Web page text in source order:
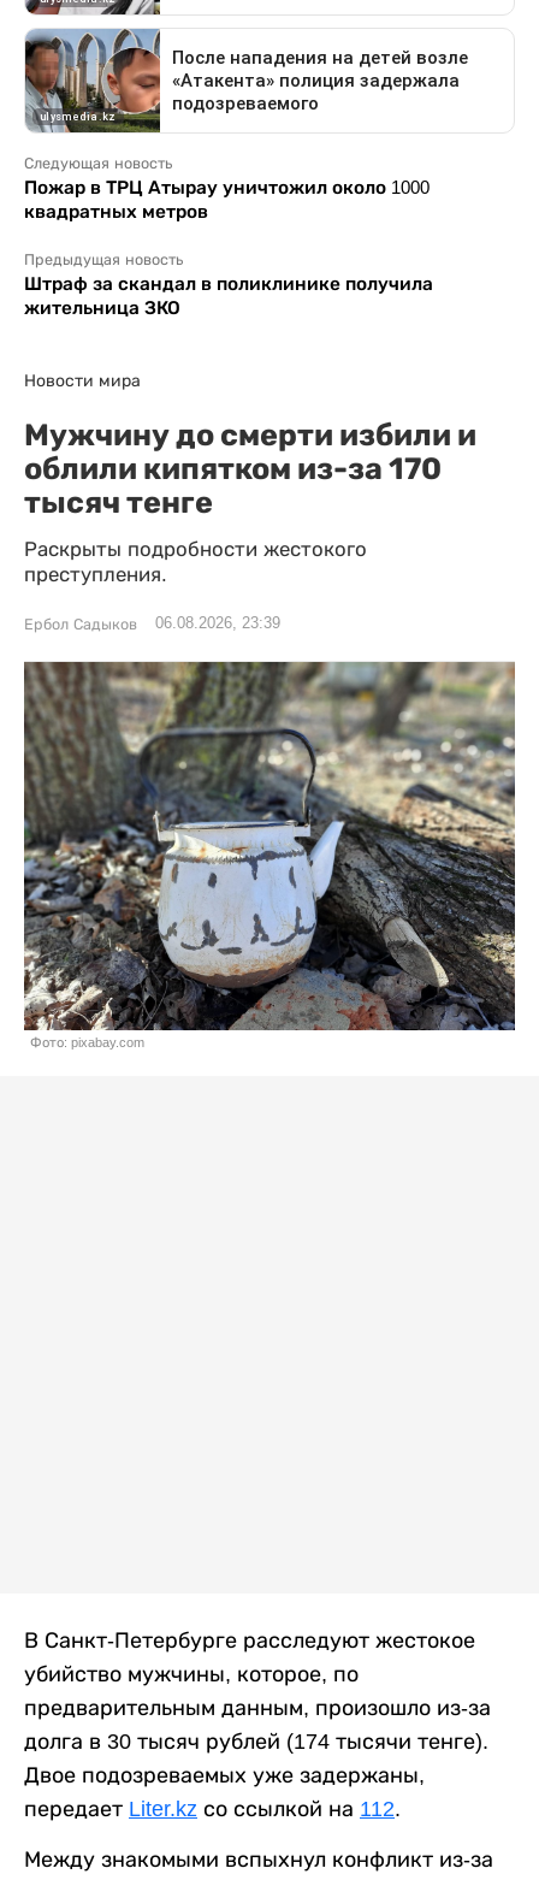
Следующая новость
Пожар в ТРЦ Атырау уничтожил около 1000
квадратных метров
Предыдущая новость
Штраф за скандал в поликлинике получила
жительница ЗКО
Новости мира
Мужчину до смерти избили и
облили кипятком из-за 170
тысяч тенге
Раскрыты подробности жестокого
преступления.
Ербол Садыков 06.08.2026, 23:39
Фото: pixabay.com
В Санкт-Петербурге расследуют жестокое
убийство мужчины, которое, по
предварительным данным, произошло из-за
долга в 30 тысяч рублей (174 тысячи тенге).
Двое подозреваемых уже задержаны,
передает Liter.kz со ссылкой на 112.
Между знакомыми вспыхнул конфликт из-за